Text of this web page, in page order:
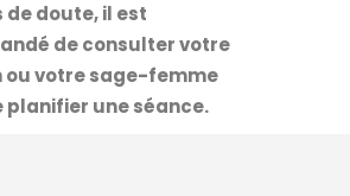
de doute, il est
de consulter votre
ou votre sage-femme
planifier une séance.